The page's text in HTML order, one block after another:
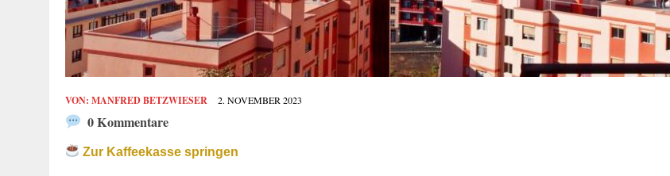
VON: MANFRED BETZWIESER 2. NOVEMBER 2023
0 Kommentare
Zur Kaffeekasse springen